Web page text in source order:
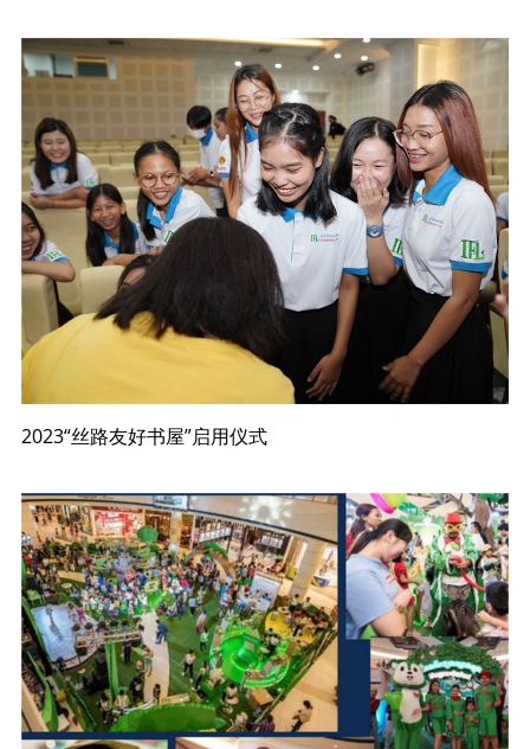
2023“丝路友好书屋”启用仪式